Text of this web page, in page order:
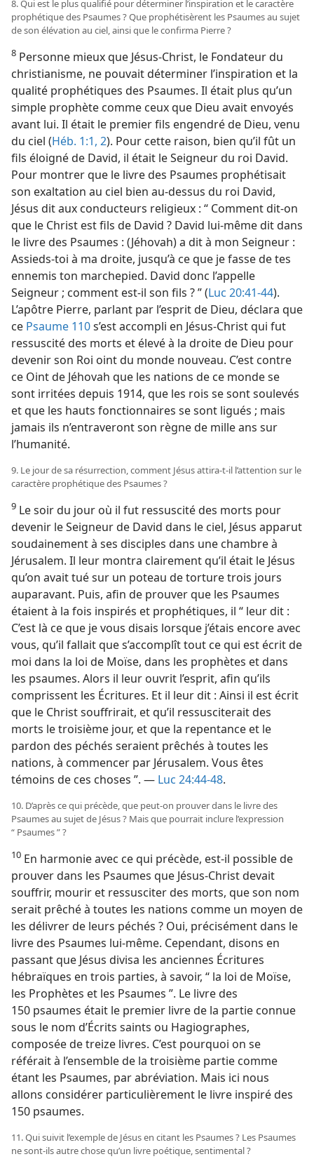
8. Qui est le plus qualifié pour déterminer l’inspiration et le caractère
prophétique des Psaumes ? Que prophétisèrent les Psaumes au sujet
de son élévation au ciel, ainsi que le confirma Pierre ?
8 Personne mieux que Jésus-Christ, le Fondateur du
christianisme, ne pouvait déterminer l’inspiration et la
qualité prophétiques des Psaumes. Il était plus qu’un
simple prophète comme ceux que Dieu avait envoyés
avant lui. Il était le premier fils engendré de Dieu, venu
du ciel (Héb. 1:1, 2). Pour cette raison, bien qu’il fût un
fils éloigné de David, il était le Seigneur du roi David.
Pour montrer que le livre des Psaumes prophétisait
son exaltation au ciel bien au-dessus du roi David,
Jésus dit aux conducteurs religieux : “ Comment dit-​on
que le Christ est fils de David ? David lui-​même dit dans
le livre des Psaumes : (Jéhovah) a dit à mon Seigneur :
Assieds-​toi à ma droite, jusqu’à ce que je fasse de tes
ennemis ton marchepied. David donc l’appelle
Seigneur ; comment est-​il son fils ? ” (Luc 20:41-44).
L’apôtre Pierre, parlant par l’esprit de Dieu, déclara que
ce Psaume 110s’est accompli en Jésus-Christ qui fut
ressuscité des morts et élevé à la droite de Dieu pour
devenir son Roi oint du monde nouveau. C’est contre
ce Oint de Jéhovah que les nations de ce monde se
sont irritées depuis 1914, que les rois se sont soulevés
et que les hauts fonctionnaires se sont ligués ; mais
jamais ils n’entraveront son règne de mille ans sur
l’humanité.
9. Le jour de sa résurrection, comment Jésus attira-​t-​il l’attention sur le
caractère prophétique des Psaumes ?
9 Le soir du jour où il fut ressuscité des morts pour
devenir le Seigneur de David dans le ciel, Jésus apparut
soudainement à ses disciples dans une chambre à
Jérusalem. Il leur montra clairement qu’il était le Jésus
qu’on avait tué sur un poteau de torture trois jours
auparavant. Puis, afin de prouver que les Psaumes
étaient à la fois inspirés et prophétiques, il “ leur dit :
C’est là ce que je vous disais lorsque j’étais encore avec
vous, qu’il fallait que s’accomplît tout ce qui est écrit de
moi dans la loi de Moïse, dans les prophètes et dans
les psaumes. Alors il leur ouvrit l’esprit, afin qu’ils
comprissent les Écritures. Et il leur dit : Ainsi il est écrit
que le Christ souffrirait, et qu’il ressusciterait des
morts le troisième jour, et que la repentance et le
pardon des péchés seraient prêchés à toutes les
nations, à commencer par Jérusalem. Vous êtes
témoins de ces choses ”. — Luc 24:44-48.
10. D’après ce qui précède, que peut-​on prouver dans le livre des
Psaumes au sujet de Jésus ? Mais que pourrait inclure l’expression
“ Psaumes ” ?
10 En harmonie avec ce qui précède, est-​il possible de
prouver dans les Psaumes que Jésus-Christ devait
souffrir, mourir et ressusciter des morts, que son nom
serait prêché à toutes les nations comme un moyen de
les délivrer de leurs péchés ? Oui, précisément dans le
livre des Psaumes lui-​même. Cependant, disons en
passant que Jésus divisa les anciennes Écritures
hébraïques en trois parties, à savoir, “ la loi de Moïse,
les Prophètes et les Psaumes ”. Le livre des
150 psaumes était le premier livre de la partie connue
sous le nom d’Écrits saints ou Hagiographes,
composée de treize livres. C’est pourquoi on se
référait à l’ensemble de la troisième partie comme
étant les Psaumes, par abréviation. Mais ici nous
allons considérer particulièrement le livre inspiré des
150 psaumes.
11. Qui suivit l’exemple de Jésus en citant les Psaumes ? Les Psaumes
ne sont-​ils autre chose qu’un livre poétique, sentimental ?